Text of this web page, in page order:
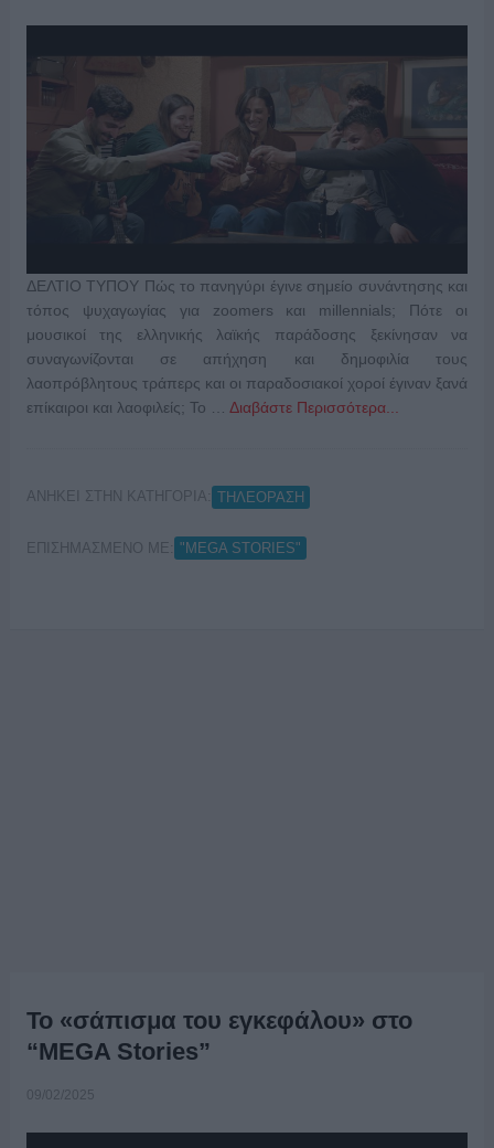
ΔΕΛΤΙΟ ΤΥΠΟΥ Πώς το πανηγύρι έγινε σημείο συνάντησης και
τόπος ψυχαγωγίας για zoomers και millennials; Πότε οι
μουσικοί της ελληνικής λαϊκής παράδοσης ξεκίνησαν να
συναγωνίζονται σε απήχηση και δημοφιλία τους
λαοπρόβλητους τράπερς και οι παραδοσιακοί χοροί έγιναν ξανά
επίκαιροι και λαοφιλείς; Το … Διαβάστε Περισσότερα...
ΑΝΗΚΕΙ ΣΤΗΝ ΚΑΤΗΓΟΡΙΑ: ΤΗΛΕΟΡΑΣΗ
ΕΠΙΣΗΜΑΣΜΕΝΟ ΜΕ: "MEGA STORIES"
To «σάπισμα του εγκεφάλου» στο
“MEGA Stories”
09/02/2025